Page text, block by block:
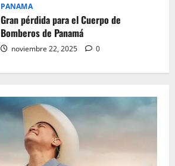
PANAMA
Gran pérdida para el Cuerpo de
Bomberos de Panamá
noviembre 22, 2025 0